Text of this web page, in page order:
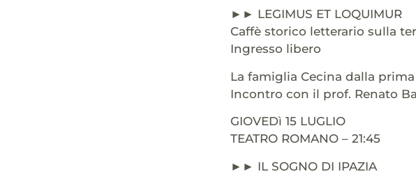
►► LEGIMUS ET LOQUIMUR
Caffè storico letterario sulla
Ingresso libero
La famiglia Cecina dalla
Incontro con il prof. Renato
GIOVEDì 15 LUGLIO
TEATRO ROMANO – 21:45
►► IL SOGNO DI IPAZIA